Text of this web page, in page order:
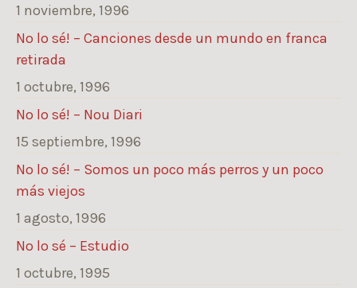
1 noviembre, 1996
No lo sé! – Canciones desde un mundo en franca
retirada
1 octubre, 1996
No lo sé! – Nou Diari
15 septiembre, 1996
No lo sé! – Somos un poco más perros y un poco
más viejos
1 agosto, 1996
No lo sé – Estudio
1 octubre, 1995